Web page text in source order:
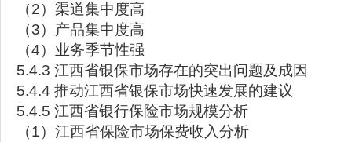
（2）渠道集中度高
（3）产品集中度高
（4）业务季节性强
5.4.3 江西省银保市场存在的突出问题及成因
5.4.4 推动江西省银保市场快速发展的建议
5.4.5 江西省银行保险市场规模分析
（1）江西省保险市场保费收入分析